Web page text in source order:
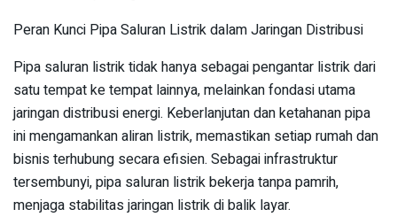
Peran Kunci Pipa Saluran Listrik dalam Jaringan Distribusi
Pipa saluran listrik tidak hanya sebagai pengantar listrik dari
satu tempat ke tempat lainnya, melainkan fondasi utama
jaringan distribusi energi. Keberlanjutan dan ketahanan pipa
ini mengamankan aliran listrik, memastikan setiap rumah dan
bisnis terhubung secara efisien. Sebagai infrastruktur
tersembunyi, pipa saluran listrik bekerja tanpa pamrih,
menjaga stabilitas jaringan listrik di balik layar.